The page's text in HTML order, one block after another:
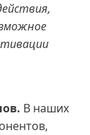
В наших